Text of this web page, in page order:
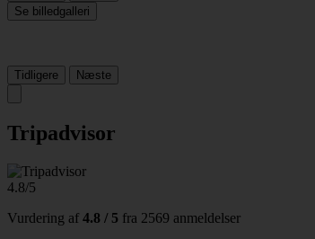
Se billedgalleri
Tidligere Næste
Tripadvisor
4.8/5
Vurdering af 4.8 / 5 fra 2569 anmeldelser